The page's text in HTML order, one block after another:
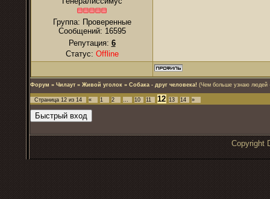
Группа: Проверенные
Сообщений: 16595
Репутация: 6
Статус: Offline
Форум » Чилаут » Живой уголок » Собака - друг человека! (Чем больше узнаю людей
Страница 12 из 14 « 1 2 … 10 11 12 13 14 »
Copyright